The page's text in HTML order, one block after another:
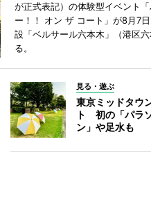
が正式表記）の体験型イベント「
ー！！ オン ザ コート」が8月7
設「ベルサール六本木」（港区
る。
見る・遊ぶ
東京ミッドタウ
ト 初の「パラ
ン」や足水も